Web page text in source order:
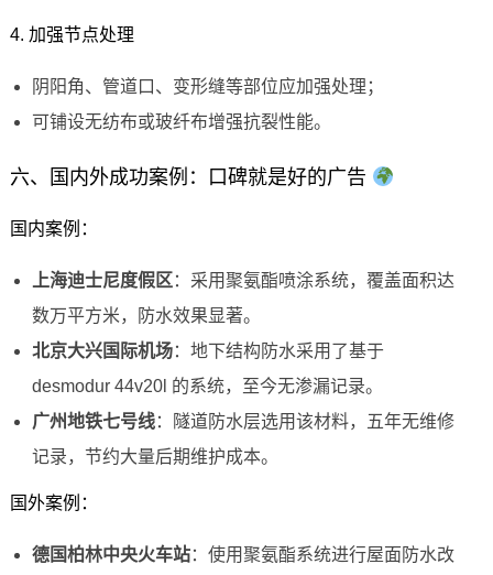
4. 加强节点处理
阴阳角、管道口、变形缝等部位应加强处理；
可铺设无纺布或玻纤布增强抗裂性能。
六、国内外成功案例：口碑就是好的广告
国内案例：
上海迪士尼度假区 ：采用聚氨酯喷涂系统，覆盖面积达
数万平方米，防水效果显著。
北京大兴国际机场：地下结构防水采用了基于
desmodur 44v20l 的系统，至今无渗漏记录。
广州地铁七号线：隧道防水层选用该材料，五年无维修
记录，节约大量后期维护成本。
国外案例：
德国柏林中央火车站：使用聚氨酯系统进行屋面防水改